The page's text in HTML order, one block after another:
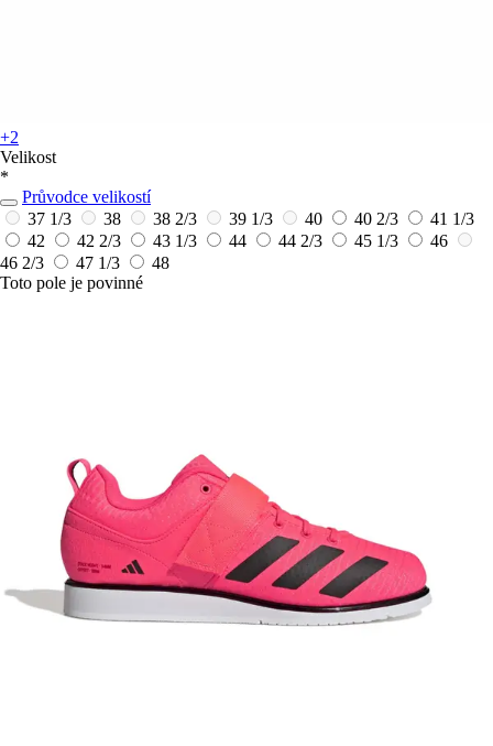
+2
Velikost
*
Průvodce velikostí
37 1/3
38 38 2/3 39 1/3 40 40 2/3
41 1/3
42
42 2/3 43 1/3 44 44 2/3 45 1/3
46
46 2/3
47 1/3
48
Toto pole je povinné